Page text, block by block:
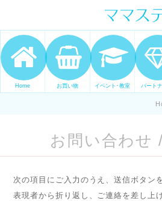
ママの才能発信し
表現ステージ ママス
ンスを表現したい
ます。
Home お買い物 イベント･教室 パート
お問い合わせ
次の項目にご入力のうえ、送信ボタン
表現者から折り返し、ご連絡を差し上